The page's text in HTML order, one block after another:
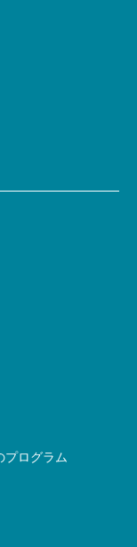
プログラム